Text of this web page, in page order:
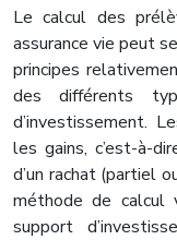
Le calcul des
assurance vie peut
principes
des différents
d’investissement.
les gains, c’est-à-
d’un rachat (partiel
méthode de
support